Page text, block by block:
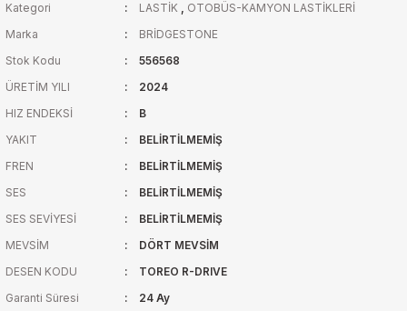
Kategori LASTİK , OTOBÜS-KAMYON LASTİKLERİ
Marka
BRİDGESTONE
Stok Kodu
556568
ÜRETİM YILI
2024
HIZ ENDEKSİ
B
YAKIT
BELİRTİLMEMİŞ
FREN
BELİRTİLMEMİŞ
SES
BELİRTİLMEMİŞ
SES SEVİYESİ
BELİRTİLMEMİŞ
MEVSİM
DÖRT MEVSİM
DESEN KODU
TOREO R-DRIVE
Garanti Süresi
24 Ay